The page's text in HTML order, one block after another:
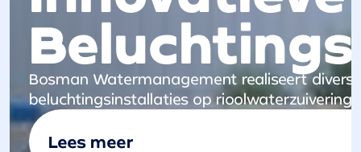
Bosman Watermanagement realiseert
beluchtingsinstallaties op
Lees meer